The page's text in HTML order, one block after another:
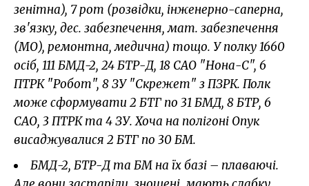
зенітна), 7 рот (розвідки, інженерно-саперна,
зв'язку, дес. забезпечення, мат. забезпечення
(МО), ремонтна, медична) тощо. У полку 1660
осіб, 111 БМД-2, 24 БТР-Д, 18 САО "Нона-С", 6
ПТРК "Робот", 8 ЗУ "Скрежет" з ПЗРК. Полк
може сформувати 2 БТГ по 31 БМД, 8 БТР, 6
САО, 3 ПТРК та 4 ЗУ. Хоча на полігоні Опук
висаджувалися 2 БТГ по 30 БМ.
БМД-2, БТР-Д та БМ на їх базі – плаваючі.